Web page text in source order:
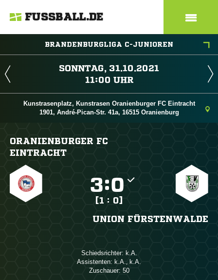
FUSSBALL.DE
BRANDENBURGLIGA C-JUNIOREN
 
 
Kunstrasenplatz, Kunstrasen Oranienburger FC Eintracht
1901, André-Pican-Str. 41a, 16515 Oranienburg
ORANIENBURGER FC
EINTRACHT
:
[1 : 0]
UNION FÜRSTENWALDE
Schiedsrichter: 
Assistenten: , 
Zuschauer: 50